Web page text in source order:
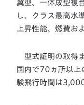
翼型、一体成型複
し、クラス最高水
上昇性能、燃費お
型式証明の取得
国内で70ヵ所以上
験飛行時間は